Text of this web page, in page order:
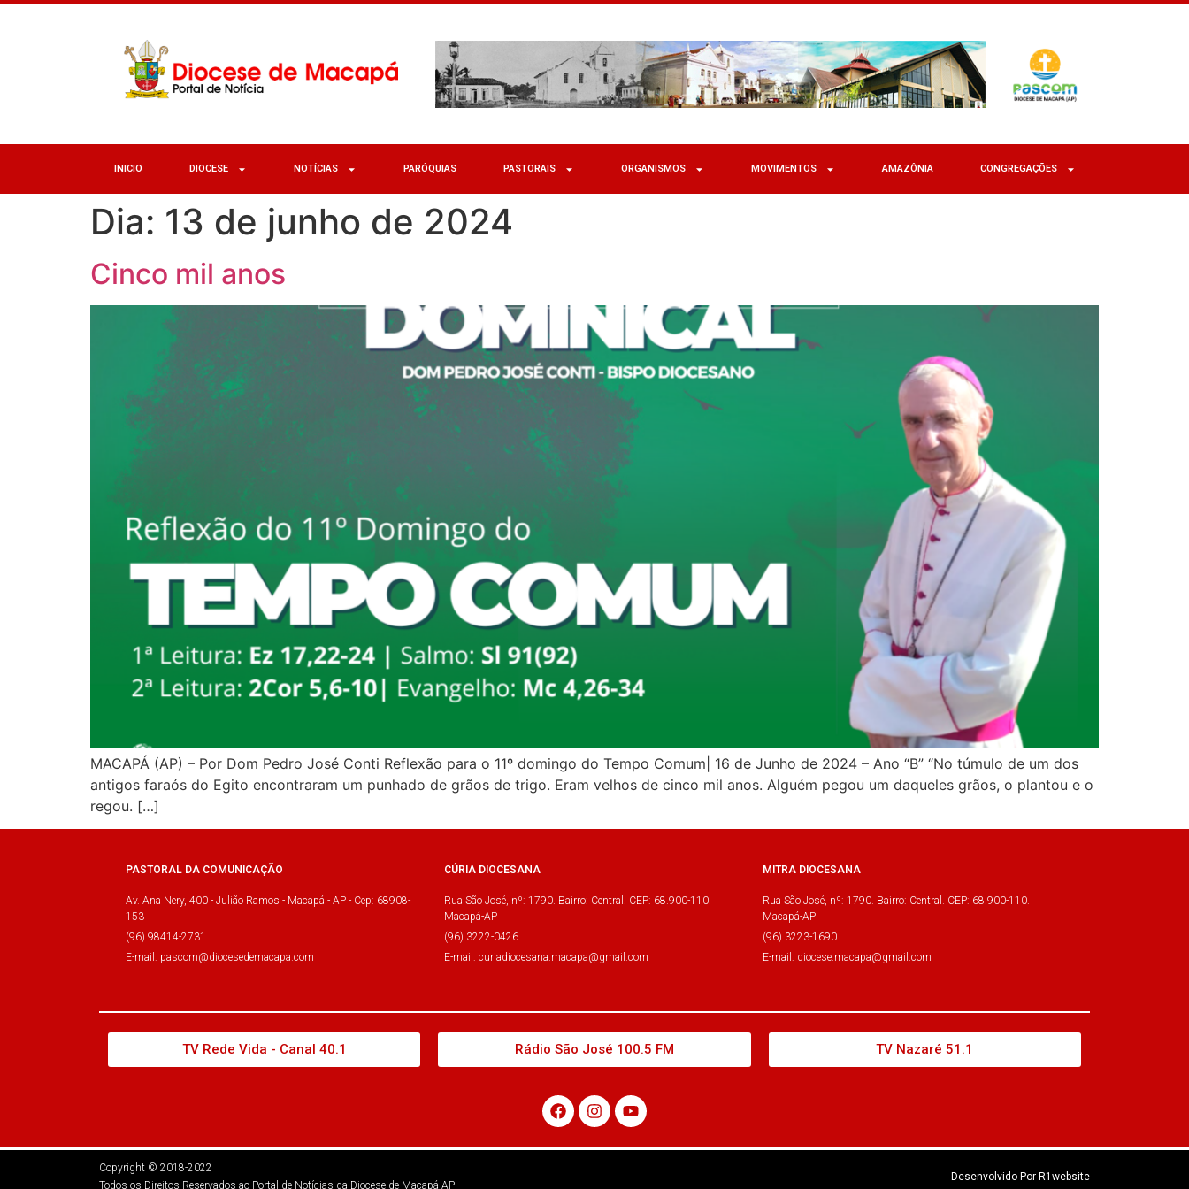
INICIO DIOCESE NOTÍCIAS PARÓQUIAS PASTORAIS ORGANISMOS MOVIMENTOS AMAZÔNIA CONGREGAÇÕES
Dia: 13 de junho de 2024
Cinco mil anos
MACAPÁ (AP) – Por Dom Pedro José Conti Reflexão para o 11º domingo do Tempo Comum| 16 de Junho de 2024 – Ano “B” “No túmulo de um dos
antigos faraós do Egito encontraram um punhado de grãos de trigo. Eram velhos de cinco mil anos. Alguém pegou um daqueles grãos, o plantou e o
regou. […]
PASTORAL DA COMUNICAÇÃO
Av. Ana Nery, 400 - Julião Ramos - Macapá - AP - Cep: 68908-
153
(96) 98414-2731
E-mail: pascom@diocesedemacapa.com
CÚRIA DIOCESANA
Rua São José, nº: 1790. Bairro: Central. CEP: 68.900-110.
Macapá-AP
(96) 3222-0426
E-mail: curiadiocesana.macapa@gmail.com
MITRA DIOCESANA
Rua São José, nº: 1790. Bairro: Central. CEP: 68.900-110.
Macapá-AP
(96) 3223-1690
E-mail: diocese.macapa@gmail.com
TV Rede Vida - Canal 40.1 Rádio São José 100.5 FM TV Nazaré 51.1
Copyright © 2018-2022
Todos os Direitos Reservados ao Portal de Notícias da Diocese de Macapá-AP
Desenvolvido Por R1website